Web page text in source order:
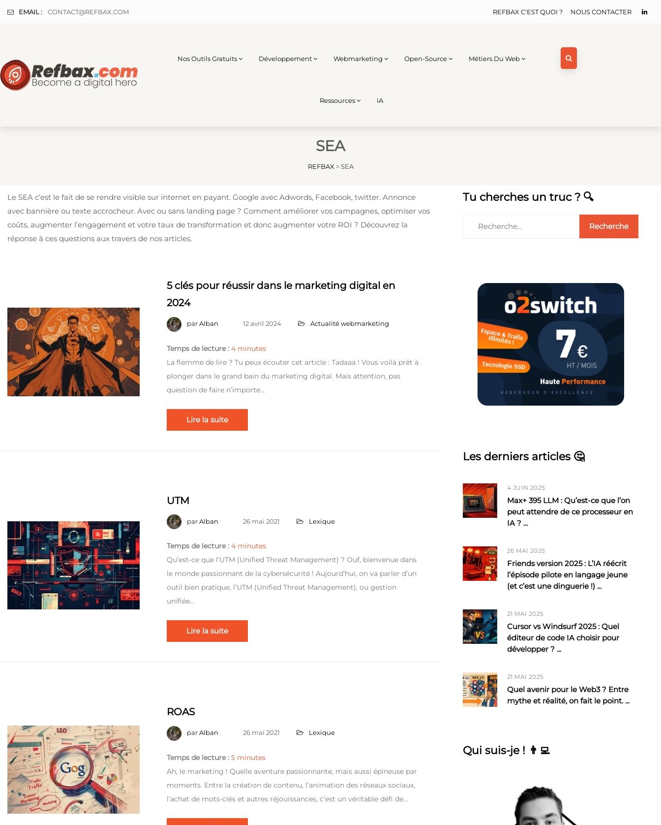
EMAIL : CONTACT@REFBAX.COM NOUS CONTACTER
REFBAX C'EST QUOI ?
Nos Outils Gratuits Développement Webmarketing Open-Source Métiers Du Web
Ressources IA
SEA
REFBAX >SEA
Le SEA c’est le fait de se rendre visible sur internet en payant. Google avec Adwords, Facebook, twitter. Annonce
avec bannière ou texte accrocheur. Avec ou sans landing page ? Comment améliorer vos campagnes, optimiser vos
coûts, augmenter l’engagement et votre taux de transformation et donc augmenter votre ROI ? Découvrez la
réponse à ces questions aux travers de nos articles.
5 clés pour réussir dans le marketing digital en
2024
parAlban 12 avril 2024 Actualité webmarketing
Temps de lecture : 4 minutes
La flemme de lire ? Tu peux écouter cet article : Tadaaa ! Vous voilà prêt à
plonger dans le grand bain du marketing digital. Mais attention, pas
question de faire n’importe…
Lire la suite
UTM
parAlban 26 mai 2021 Lexique
Temps de lecture : 4 minutes
Qu’est-ce que l’UTM (Unified Threat Management) ? Ouf, bienvenue dans
le monde passionnant de la cybersécurité ! Aujourd’hui, on va parler d’un
outil bien pratique, l’UTM (Unified Threat Management), ou gestion
unifiée…
Lire la suite
ROAS
parAlban 26 mai 2021 Lexique
Temps de lecture : 5 minutes
Ah, le marketing ! Quelle aventure passionnante, mais aussi épineuse par
moments. Entre la création de contenu, l’animation des réseaux sociaux,
l’achat de mots-clés et autres réjouissances, c’est un véritable défi de…
Tu cherches un truc ? 🔍
Les derniers articles 🤔
4 JUIN 2025
Max+ 395 LLM : Qu’est-ce que l’on
peut attendre de ce processeur en
IA ? ...
26 MAI 2025
Friends version 2025 : L’IA réécrit
l’épisode pilote en langage jeune
(et c’est une dinguerie !) ...
21 MAI 2025
Cursor vs Windsurf 2025 : Quel
éditeur de code IA choisir pour
développer ? ...
21 MAI 2025
Quel avenir pour le Web3 ? Entre
mythe et réalité, on fait le point. ...
Qui suis-je ! 👨‍💻